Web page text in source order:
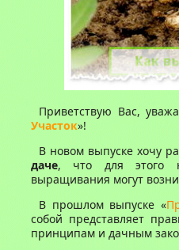
Приветствую Вас,
Участок»!
В новом выпуске хочу
даче, что для этого
выращивания могут
В прошлом выпуске «
собой представляет
принципам и дачным